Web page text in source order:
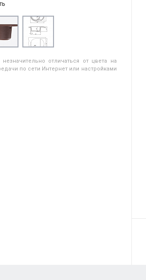
отличаться от цвета на
по сети Интернет или настройками